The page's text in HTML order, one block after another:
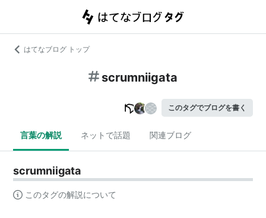
はてなブログ トップ
scrumniigata
このタグでブログを書く
言葉の解説 ネットで話題 関連ブログ
scrumniigata
このタグの解説について